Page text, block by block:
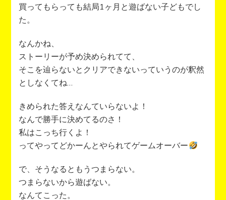
買ってもらっても結局1ヶ月と遊ばない子どもでし
た。
なんかね、
ストーリーが予め決められてて、
そこを辿らないとクリアできないっていうのが釈然
としなくてね…
きめられた答えなんていらないよ！
なんで勝手に決めてるのさ！
私はこっち行くよ！
ってやってどかーんとやられてゲームオーバー
で、そうなるともうつまらない。
つまらないから遊ばない。
なんてこった。